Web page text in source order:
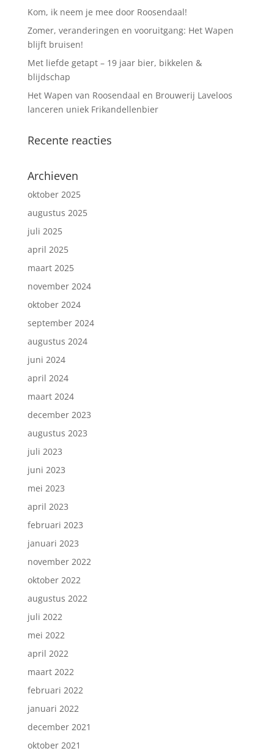
Kom, ik neem je mee door Roosendaal!
Zomer, veranderingen en vooruitgang: Het Wapen
blijft bruisen!
Met liefde getapt – 19 jaar bier, bikkelen &
blijdschap
Het Wapen van Roosendaal en Brouwerij Laveloos
lanceren uniek Frikandellenbier
Recente reacties
Archieven
oktober 2025
augustus 2025
juli 2025
april 2025
maart 2025
november 2024
oktober 2024
september 2024
augustus 2024
juni 2024
april 2024
maart 2024
december 2023
augustus 2023
juli 2023
juni 2023
mei 2023
april 2023
februari 2023
januari 2023
november 2022
oktober 2022
augustus 2022
juli 2022
mei 2022
april 2022
maart 2022
februari 2022
januari 2022
december 2021
oktober 2021